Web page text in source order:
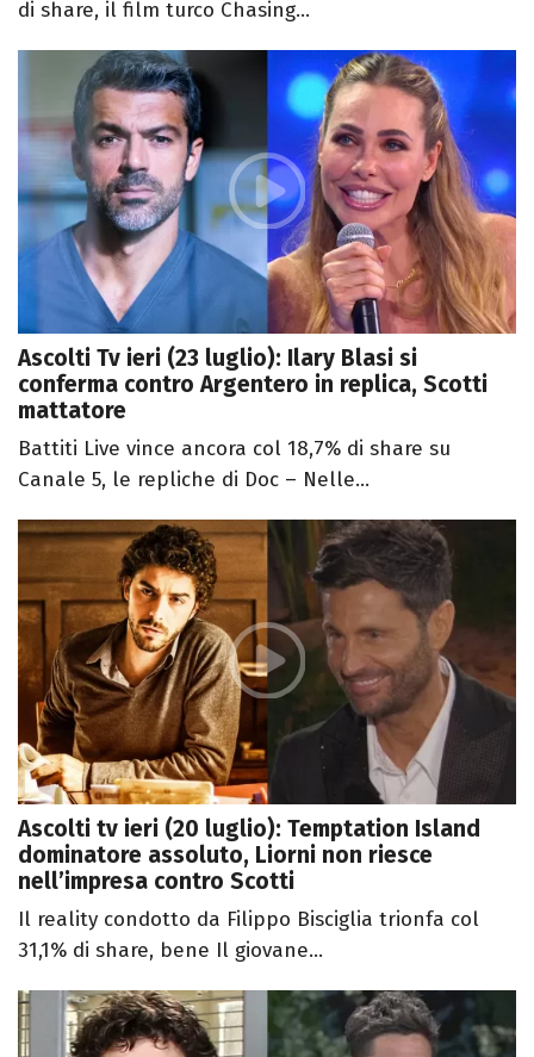
di share, il film turco Chasing...
Ascolti Tv ieri (23 luglio): Ilary Blasi si
conferma contro Argentero in replica, Scotti
mattatore
Battiti Live vince ancora col 18,7% di share su
Canale 5, le repliche di Doc – Nelle...
Ascolti tv ieri (20 luglio): Temptation Island
dominatore assoluto, Liorni non riesce
nell’impresa contro Scotti
Il reality condotto da Filippo Bisciglia trionfa col
31,1% di share, bene Il giovane...